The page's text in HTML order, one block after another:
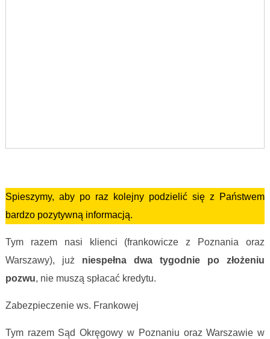
Spieszymy, aby po raz kolejny podzielić się z Państwem
bardzo pozytywną informacją.
Tym razem nasi klienci (frankowicze z Poznania oraz
Warszawy), już niespełna dwa tygodnie po złożeniu
pozwu, nie muszą spłacać kredytu.
Zabezpieczenie ws. Frankowej
Tym razem Sąd Okręgowy w Poznaniu oraz Warszawie w